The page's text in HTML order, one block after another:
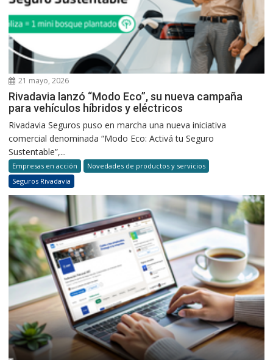
21 mayo, 2026
Rivadavia lanzó “Modo Eco”, su nueva campaña
para vehículos híbridos y eléctricos
Rivadavia Seguros puso en marcha una nueva iniciativa
comercial denominada “Modo Eco: Activá tu Seguro
Sustentable”,...
Empresas en acción
Novedades de productos y servicios
Seguros Rivadavia